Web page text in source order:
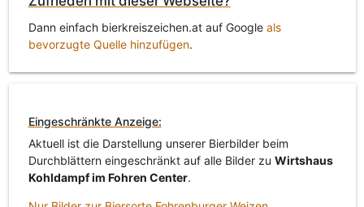
Dann einfach bierkreiszeichen.at auf Google als
bevorzugte Quelle hinzufügen.
Eingeschränkte Anzeige:
Aktuell ist die Darstellung unserer Bierbilder beim
Durchblättern eingeschränkt auf alle Bilder zu Wirtshaus
Kohldampf im Fohren Center.